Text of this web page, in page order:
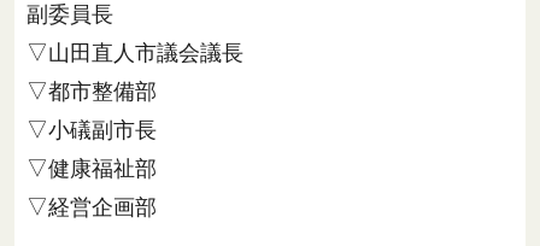
副委員長
▽山田直人市議会議長
▽都市整備部
▽小礒副市長
▽健康福祉部
▽経営企画部